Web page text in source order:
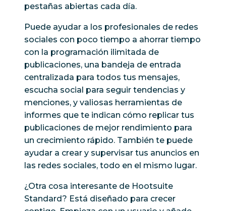
pestañas abiertas cada día.
Puede ayudar a los profesionales de redes
sociales con poco tiempo a ahorrar tiempo
con la programación ilimitada de
publicaciones, una bandeja de entrada
centralizada para todos tus mensajes,
escucha social para seguir tendencias y
menciones, y valiosas herramientas de
informes que te indican cómo replicar tus
publicaciones de mejor rendimiento para
un crecimiento rápido. También te puede
ayudar a crear y supervisar tus anuncios en
las redes sociales, todo en el mismo lugar.
¿Otra cosa interesante de Hootsuite
Standard? Está diseñado para crecer